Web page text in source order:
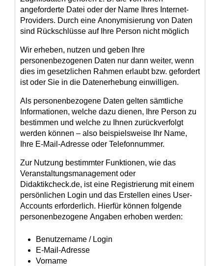
angeforderte Datei oder der Name Ihres Internet-
Providers. Durch eine Anonymisierung von Daten
sind Rückschlüsse auf Ihre Person nicht möglich
Wir erheben, nutzen und geben Ihre
personenbezogenen Daten nur dann weiter, wenn
dies im gesetzlichen Rahmen erlaubt bzw. gefordert
ist oder Sie in die Datenerhebung einwilligen.
Als personenbezogene Daten gelten sämtliche
Informationen, welche dazu dienen, Ihre Person zu
bestimmen und welche zu Ihnen zurückverfolgt
werden können – also beispielsweise Ihr Name,
Ihre E-Mail-Adresse oder Telefonnummer.
Zur Nutzung bestimmter Funktionen, wie das
Veranstaltungsmanagement oder
Didaktikcheck.de, ist eine Registrierung mit einem
persönlichen Login und das Erstellen eines User-
Accounts erforderlich. Hierfür können folgende
personenbezogene Angaben erhoben werden:
Benutzername / Login
E-Mail-Adresse
Vorname